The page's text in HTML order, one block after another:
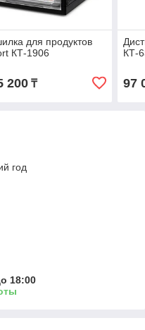
для продуктов
КТ-1906
200₸
КТ-
97
год
18:00